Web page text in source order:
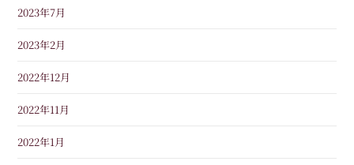
2023年7月
2023年2月
2022年12月
2022年11月
2022年1月